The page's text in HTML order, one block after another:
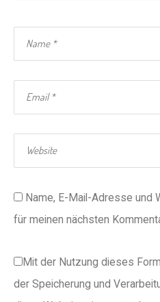
Name, E-Mail-Adresse und
für meinen nächsten
Mit der Nutzung dieses
der Speicherung und